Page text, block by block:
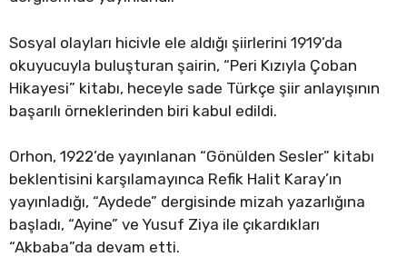
Sosyal olayları hicivle ele aldığı şiirlerini 1919’da
okuyucuyla buluşturan şairin, “Peri Kızıyla Çoban
Hikayesi” kitabı, heceyle sade Türkçe şiir anlayışının
başarılı örneklerinden biri kabul edildi.
Orhon, 1922’de yayınlanan “Gönülden Sesler” kitabı
beklentisini karşılamayınca Refik Halit Karay’ın
yayınladığı, “Aydede” dergisinde mizah yazarlığına
başladı, “Ayine” ve Yusuf Ziya ile çıkardıkları
“Akbaba”da devam etti.